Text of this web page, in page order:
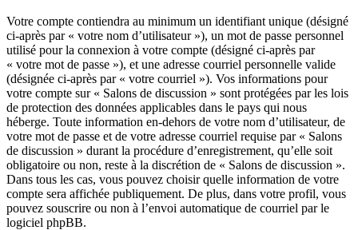
Votre compte contiendra au minimum un identifiant unique (désigné
ci-après par « votre nom d’utilisateur »), un mot de passe personnel
utilisé pour la connexion à votre compte (désigné ci-après par
« votre mot de passe »), et une adresse courriel personnelle valide
(désignée ci-après par « votre courriel »). Vos informations pour
votre compte sur « Salons de discussion » sont protégées par les lois
de protection des données applicables dans le pays qui nous
héberge. Toute information en-dehors de votre nom d’utilisateur, de
votre mot de passe et de votre adresse courriel requise par « Salons
de discussion » durant la procédure d’enregistrement, qu’elle soit
obligatoire ou non, reste à la discrétion de « Salons de discussion ».
Dans tous les cas, vous pouvez choisir quelle information de votre
compte sera affichée publiquement. De plus, dans votre profil, vous
pouvez souscrire ou non à l’envoi automatique de courriel par le
logiciel phpBB.